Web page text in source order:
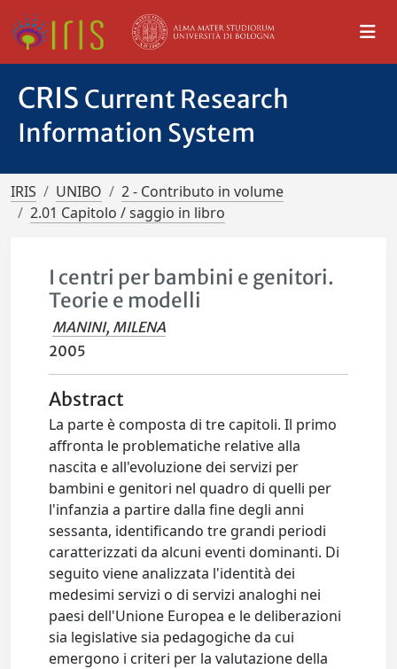
CRIS Current Research
Information System
IRIS UNIBO
2 - Contributo in volume
2.01 Capitolo / saggio in libro
I centri per bambini e genitori.
Teorie e modelli
MANINI, MILENA
2005
Abstract
La parte è composta di tre capitoli. Il primo
affronta le problematiche relative alla
nascita e all'evoluzione dei servizi per
bambini e genitori nel quadro di quelli per
l'infanzia a partire dalla fine degli anni
sessanta, identificando tre grandi periodi
caratterizzati da alcuni eventi dominanti. Di
seguito viene analizzata l'identità dei
medesimi servizi o di servizi analoghi nei
paesi dell'Unione Europea e le deliberazioni
sia legislative sia pedagogiche da cui
emergono i criteri per la valutazione della